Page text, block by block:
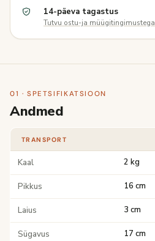
14-päeva tagastus
Tutvu ostu-ja müügitingimustega
01 · SPETSIFIKATSIOON
Andmed
TRANSPORT
Kaal 2 kg
Pikkus 16 cm
Laius 3 cm
Sügavus 17 cm